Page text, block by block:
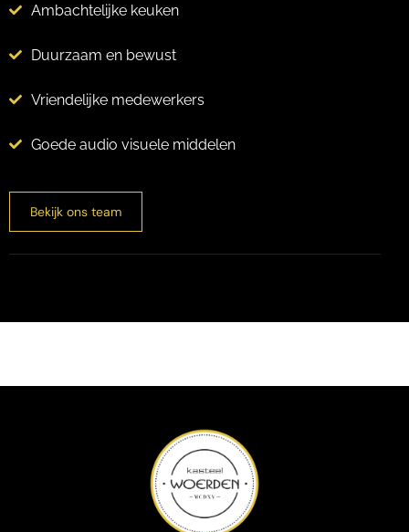
Ambachtelijke keuken
Duurzaam en bewust
Vriendelijke medewerkers
Goede audio visuele middelen
Bekijk ons team